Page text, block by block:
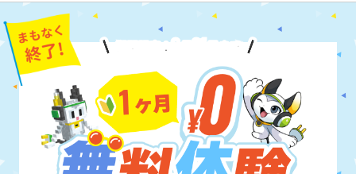
期間限定！8月 31 まで